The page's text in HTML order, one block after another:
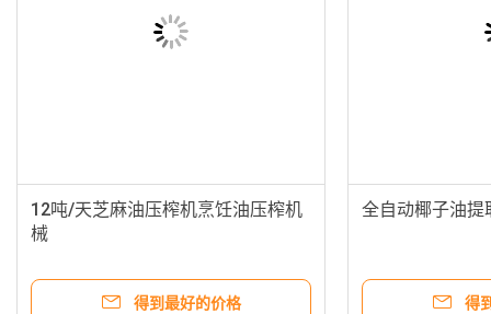
12吨/天芝麻油压榨机烹饪油压榨机
械
得到最好的价格
全自动椰子油提
得